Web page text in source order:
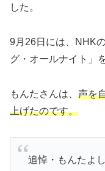
した。
9月26日には、NHK
グ・オールナイト」
もんたさんは、 声を
上げたのです。
追悼・もんたよ